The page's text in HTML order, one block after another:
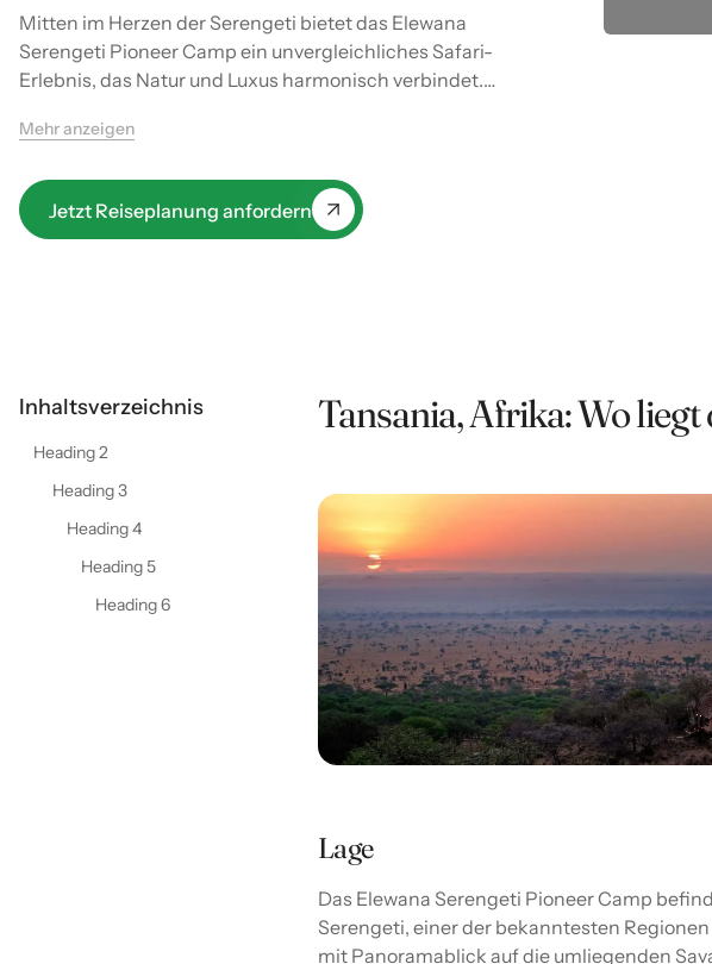
Mitten im Herzen der Serengeti bietet das Elewana
Serengeti Pioneer Camp ein unvergleichliches Safari-
Erlebnis, das Natur und Luxus harmonisch verbindet.
Wildtieren tauchen Gäste in die unberührte Schönheit
Mehr anzeigen
Jetzt Reiseplanung anfordern
Inhaltsverzeichnis
Heading 2
Heading 3
Heading 4
Heading 5
Heading 6
Tansania, Afrika: Wo liegt
Lage
Das Elewana Serengeti Pioneer Camp
Serengeti, einer der bekanntesten
mit Panoramablick auf die umliegenden